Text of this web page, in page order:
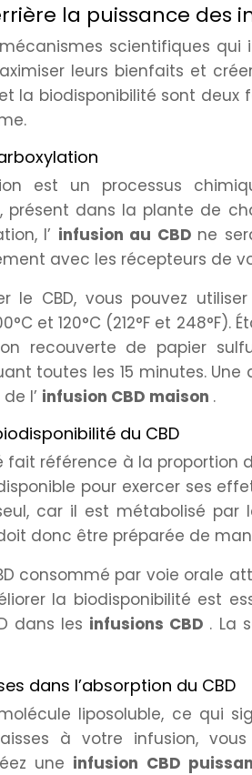
la puissance des
scientifiques qui
leurs bienfaits et
la biodisponibilité sont deux
est un processus
présent dans la plante de
l’ infusion au CBD ne
avec les récepteurs de
le CBD, vous pouvez
et 120°C (212°F et
recouverte de papier
toutes les 15 minutes.
l’ infusion CBD maison .
du CBD
fait référence à la
pour exercer ses
car il est métabolisé par
donc être préparée de
consommé par voie orale
la biodisponibilité est
dans les infusions CBD . La
dans l’absorption du CBD
liposoluble, ce qui
à votre infusion,
une infusion CBD